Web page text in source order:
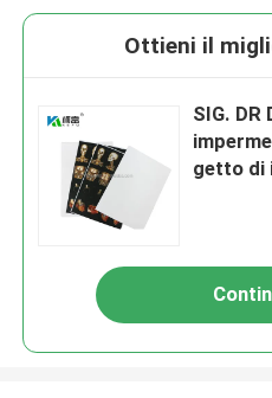
Ottieni il
SIG. DR
getto di